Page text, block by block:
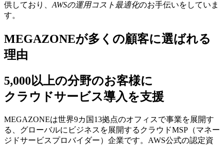
供しており、 AWSの運⽤コスト最適化のお⼿伝いをしていま
す。
MEGAZONEが多くの顧客に選ばれる
理由
5,000以上の分野のお客様に
クラウドサービス導入を支援
MEGAZONEは世界9カ国13拠点のオフィスで事業を展開す
る、グローバルにビジネスを展開するクラウドMSP（マネー
ジドサービスプロバイダー）企業です。AWS公式の認定資